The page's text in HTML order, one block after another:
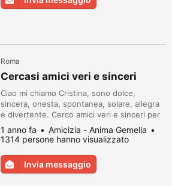
Roma
Cercasi amici veri e sinceri
Ciao mi chiamo Cristina, sono dolce,
sincera, onesta, spontanea, solare, allegra
e divertente. Cerco amici veri e sinceri per
condividere i miei hobby: cantare, ballare,
nuotare (amo il mare), ascoltare musica
rock anni 80.
1 anno fa
Amicizia - Anima Gemella
1314 persone hanno visualizzato
Invia messaggio